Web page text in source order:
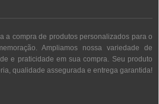
a compra de produtos personalizados para o
Ampliamos nossa variedade de
e praticidade em sua compra. Seu produto
qualidade assegurada e entrega garantida!